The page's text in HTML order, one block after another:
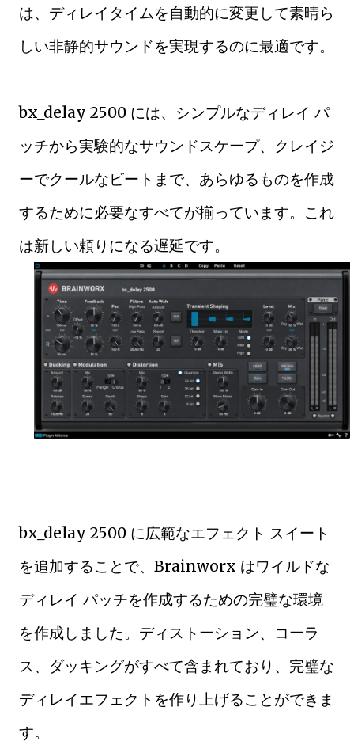
は、ディレイタイムを自動的に変更して素晴ら
しい非静的サウンドを実現するのに最適です。
bx_delay 2500 には、シンプルなディレイ パ
ッチから実験的なサウンドスケープ、クレイジ
ーでクールなビートまで、あらゆるものを作成
するために必要なすべてが揃っています。これ
は新しい頼りになる遅延です。
bx_delay 2500 に広範なエフェクト スイート
を追加することで、Brainworx はワイルドな
ディレイ パッチを作成するための完璧な環境
を作成しました。ディストーション、コーラ
ス、ダッキングがすべて含まれており、完璧な
ディレイエフェクトを作り上げることができま
す。